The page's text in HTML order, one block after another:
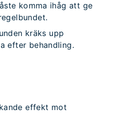
komma ihåg att ge
kräks upp
efter behandling.
effekt mot